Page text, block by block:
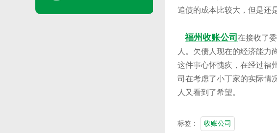
追债的成本比较大，但是还
福州收账公司 在接收了
人。欠债人现在的经济能力
这件事心怀愧疚，在经过福
司在考虑了小丁家的实际情
人又看到了希望。
标签： 收账公司